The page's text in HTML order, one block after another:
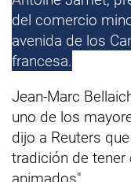
del comercio
avenida de los
francesa.
Jean-Marc
uno de los
dijo a Reuters
tradición de tener